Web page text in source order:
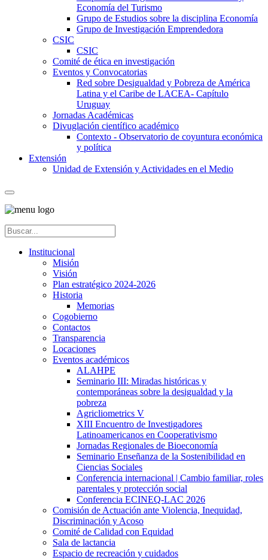
Economía del Turismo
Grupo de Estudios sobre la disciplina Economía
Grupo de Investigación Emprendedora
CSIC
CSIC
Comité de ética en investigación
Eventos y Convocatorias
Red sobre Desigualdad y Pobreza de América
Latina y el Caribe de LACEA- Capítulo
Uruguay
Jornadas Académicas
Divuglación científico académico
Contexto - Observatorio de coyuntura económica
y política
Extensión
Unidad de Extensión y Actividades en el Medio
Institucional
Misión
Visión
Plan estratégico 2024-2026
Historia
Memorias
Cogobierno
Contactos
Transparencia
Locaciones
Eventos académicos
ALAHPE
Seminario III: Miradas históricas y
contemporáneas sobre la desigualdad y la
pobreza
Agricliometrics V
XIII Encuentro de Investigadores
Latinoamericanos en Cooperativismo
Jornadas Regionales de Bioeconomía
Seminario Enseñanza de la Sostenibilidad en
Ciencias Sociales
Conferencia internacional | Cambio familiar, roles
parentales y protección social
Conferencia ECINEQ-LAC 2026
Comisión de Actuación ante Violencia, Inequidad,
Discriminación y Acoso
Comité de Calidad con Equidad
Sala de lactancia
Espacio de recreación y cuidados